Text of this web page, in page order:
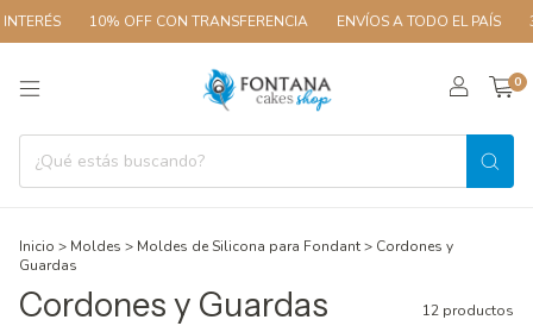
10% OFF CON TRANSFERENCIA ENVÍOS A TODO EL PAÍS 3
0
Inicio > Moldes > Moldes de Silicona para Fondant> Cordones y
Guardas
Cordones y Guardas 12 productos